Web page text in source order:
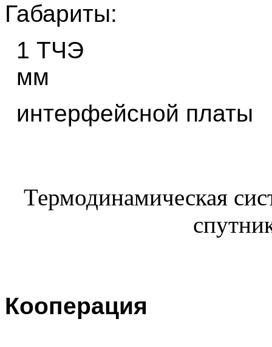
Габариты:
1 ТЧЭ
мм
интерфейсной платы
Термодинамическая
Кооперация